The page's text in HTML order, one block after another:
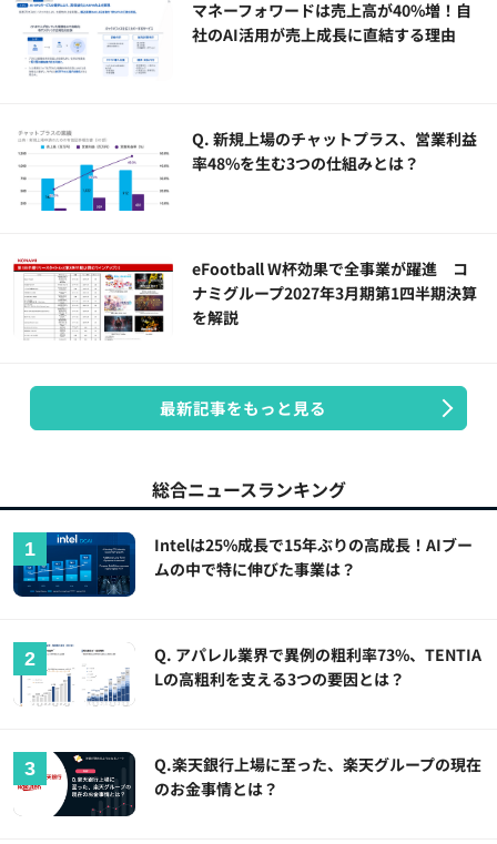
マネーフォワードは売上高が40%増！自
社のAI活用が売上成長に直結する理由
Q. 新規上場のチャットプラス、営業利益
率48%を生む3つの仕組みとは？
eFootball W杯効果で全事業が躍進 コ
ナミグループ2027年3月期第1四半期決算
を解説
最新記事をもっと見る
総合ニュースランキング
Intelは25%成長で15年ぶりの高成長！AIブー
ムの中で特に伸びた事業は？
Q. アパレル業界で異例の粗利率73%、TENTIA
Lの高粗利を支える3つの要因とは？
Q.楽天銀行上場に至った、楽天グループの現在
のお金事情とは？